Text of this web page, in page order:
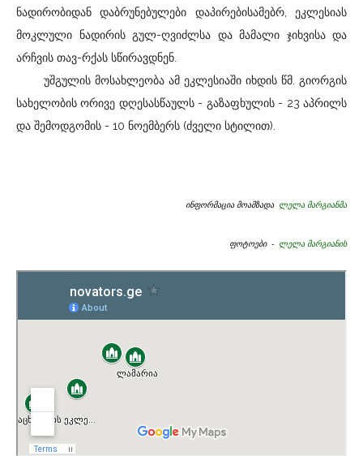
ნადირობიდან დაბრუნებულები დაპირებისამებრ, ეკლესიას
მოკლული ნადირის გულ-ღვიძლსა და მამალი ჯიხვისა და
არჩვის თავ-რქას სწირავდნენ.
უშგულის მოსახლეობა ამ ეკლესიაში იხდის წმ. გიორგის
სახელობის ორივე დღესასწაულს - გაზაფხულის - 23 აპრილს
და შემოდგომის - 10 ნოემბერს (ძველი სტილით).
ინფორმაცია მოამზადა ლელა მარგიანმა
ფოტოები - ლელა მარგიანის